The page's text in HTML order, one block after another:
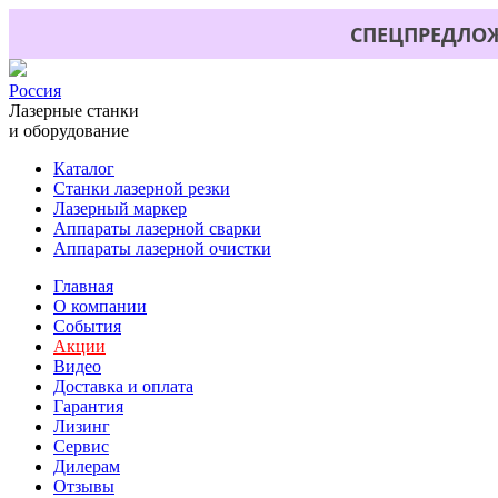
Россия
Лазерные станки
и оборудование
Каталог
Станки лазерной резки
Лазерный маркер
Аппараты лазерной сварки
Аппараты лазерной очистки
Главная
О компании
События
Акции
Видео
Доставка и оплата
Гарантия
Лизинг
Сервис
Дилерам
Отзывы